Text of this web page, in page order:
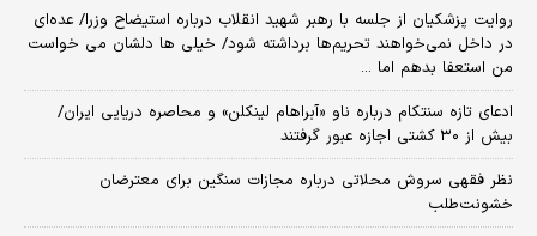
روایت پزشکیان از جلسه با رهبر شهید انقلاب درباره استیضاح وزرا/ عده‌ای
در داخل نمی‌خواهند تحریم‌ها برداشته شود/ خیلی ها دلشان می خواست
من استعفا بدهم اما ...
ادعای تازه سنتکام درباره ناو «آبراهام لینکلن» و محاصره دریایی ایران/
بیش از ۳۰ کشتی اجازه عبور گرفتند
نظر فقهی سروش محلاتی درباره مجازات سنگین برای معترضان
خشونت‌طلب